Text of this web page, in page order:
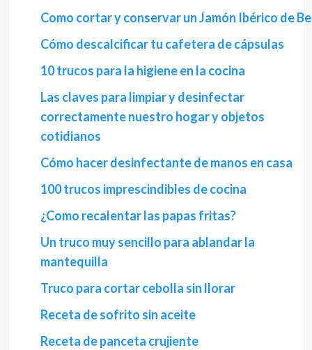
Como cortar y conservar un Jamón Ibérico de
Cómo descalcificar tu cafetera de cápsulas
10 trucos para la higiene en la cocina
Las claves para limpiar y desinfectar
correctamente nuestro hogar y objetos
cotidianos
Cómo hacer desinfectante de manos en casa
100 trucos imprescindibles de cocina
¿Como recalentar las papas fritas?
Un truco muy sencillo para ablandar la
mantequilla
Truco para cortar cebolla sin llorar
Receta de sofrito sin aceite
Receta de panceta crujiente